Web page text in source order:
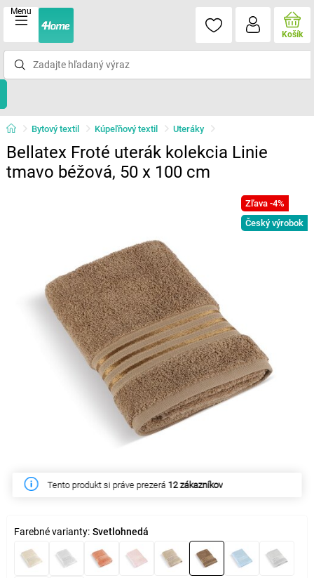
Menu
Košík
Bytový textil Kúpeľňový textil Uteráky
Bellatex Froté uterák kolekcia Linie
tmavo béžová, 50 x 100 cm
Zľava -4%
Český výrobok
Tento produkt si práve prezerá 12 zákazníkov
Farebné varianty: Svetlohnedá